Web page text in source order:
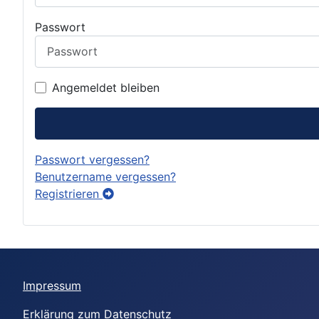
Passwort
Angemeldet bleiben
Passwort vergessen?
Benutzername vergessen?
Registrieren
Impressum
Erklärung zum Datenschutz